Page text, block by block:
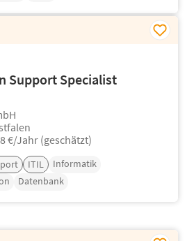
Support Specialist
€/Jahr (geschätzt)
ITIL
Informatik
Datenbank